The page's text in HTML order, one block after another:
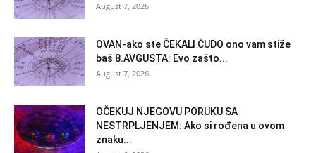
August 7, 2026
OVAN-ako ste ČEKALI ČUDO ono vam stiže
baš 8.AVGUSTA: Evo zašto...
August 7, 2026
OČEKUJ NJEGOVU PORUKU SA
NESTRPLJENJEM: Ako si rođena u ovom
znaku...